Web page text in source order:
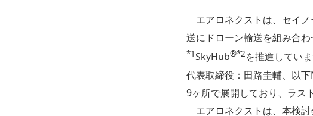
エアロネクストは、セイ
送にドローン輸送を組み合
*1SkyHub®*2を推進してい
代表取締役：田路圭輔、以
9ヶ所で展開しており、ラス
エアロネクストは、本検討